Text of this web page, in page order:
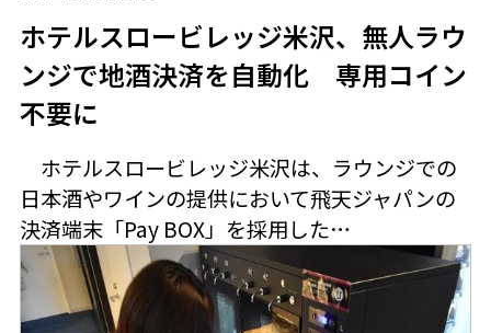
ホテルスロービレッジ米沢、無人ラウ
ンジで地酒決済を自動化 専用コイン
不要に
ホテルスロービレッジ米沢は、ラウンジでの
日本酒やワインの提供において飛天ジャパンの
決済端末「Pay BOX」を採用した…